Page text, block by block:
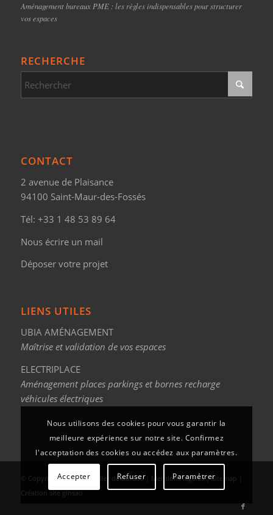
Aménagement bureaux PME : les règles indispensables pour structurer
vos espaces
RECHERCHE
CONTACT
2 avenue de Plaisance
94100 Saint-Maur-des-Fossés
Tél: +33 1 48 53 89 64
Nous écrire un mail
Déposer votre projet
LIENS UTILES
UBIA AMÉNAGEMENT
Maîtrise et validation de vos espaces
ELECTRIPLACE
Aménagement places parkings et bornes recharge
véhicules électriques
© Copyright - Ubia, mobilier de bureau | Mentions légales|Sitemap
Création site ginsao
Nous utilisons des cookies pour vous garantir la
meilleure expérience sur notre site. Confirmez
l'acceptation des cookies ou accédez aux paramètres.
Accepter Refuser Paramétrer